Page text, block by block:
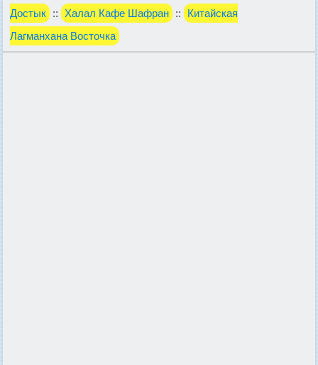
Достык :: Халал Кафе Шафран ::
Китайская
Лагманхана Восточка